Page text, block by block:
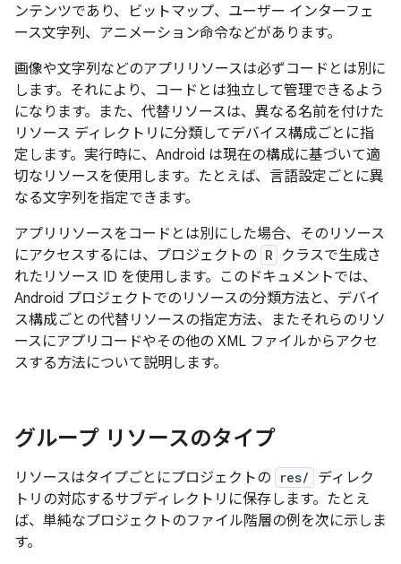
ンテンツであり、ビットマップ、ユーザー インターフェ
ース文字列、アニメーション命令などがあります。
画像や文字列などのアプリリソースは必ずコードとは別に
します。それにより、コードとは独立して管理できるよう
になります。また、代替リソースは、異なる名前を付けた
リソース ディレクトリに分類してデバイス構成ごとに指
定します。実行時に、Android は現在の構成に基づいて適
切なリソースを使用します。たとえば、言語設定ごとに異
なる文字列を指定できます。
アプリリソースをコードとは別にした場合、そのリソース
にアクセスするには、プロジェクトの R
クラスで生成さ
れたリソース ID を使用します。このドキュメントでは、
Android プロジェクトでのリソースの分類方法と、デバイ
ス構成ごとの代替リソースの指定方法、またそれらのリソ
ースにアプリコードやその他の XML ファイルからアクセ
スする方法について説明します。
グループ リソースのタイプ
リソースはタイプごとにプロジェクトの res/
ディレク
トリの対応するサブディレクトリに保存します。たとえ
ば、単純なプロジェクトのファイル階層の例を次に示しま
す。